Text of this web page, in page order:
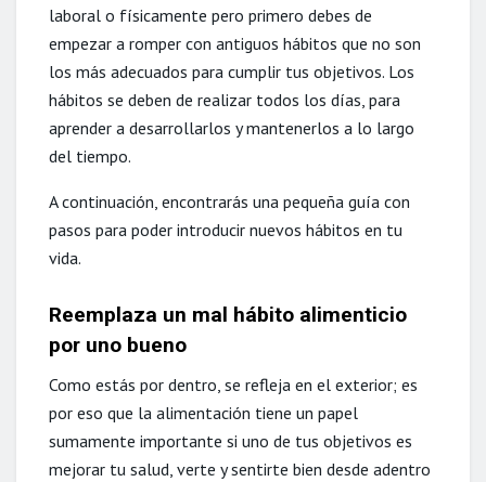
laboral o físicamente pero primero debes de
empezar a romper con antiguos hábitos que no son
los más adecuados para cumplir tus objetivos. Los
hábitos se deben de realizar todos los días, para
aprender a desarrollarlos y mantenerlos a lo largo
del tiempo.
A continuación, encontrarás una pequeña guía con
pasos para poder introducir nuevos hábitos en tu
vida.
Reemplaza un mal hábito alimenticio
por uno bueno
Como estás por dentro, se refleja en el exterior; es
por eso que la alimentación tiene un papel
sumamente importante si uno de tus objetivos es
mejorar tu salud, verte y sentirte bien desde adentro